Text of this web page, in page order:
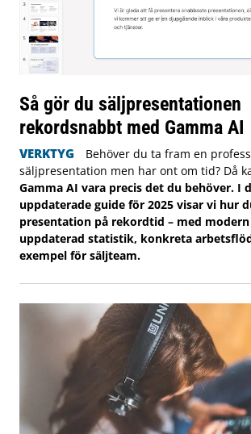
Så gör du säljpresentationen
rekordsnabbt med Gamma AI
VERKTYG
Behöver du ta fram en
säljpresentation men har ont om tid? Då
Gamma AI vara precis det du behöver. I
uppdaterade guide för 2025 visar vi hur
presentation på rekordtid – med
uppdaterad statistik, konkreta
exempel för säljteam.